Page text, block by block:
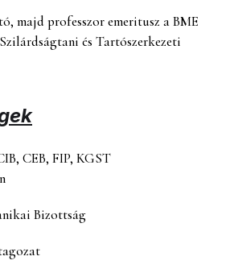
majd professzor emeritusz a BME
és Tartószerkezeti
CEB, FIP, KGST
Bizottság